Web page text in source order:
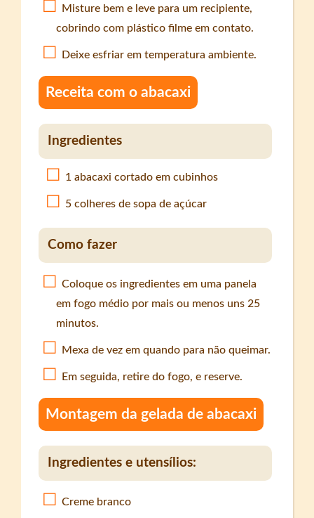
Misture bem e leve para um recipiente,
cobrindo com plástico filme em contato.
Deixe esfriar em temperatura ambiente.
Receita com o abacaxi
Ingredientes
1 abacaxi cortado em cubinhos
5 colheres de sopa de açúcar
Como fazer
Coloque os ingredientes em uma panela
em fogo médio por mais ou menos uns 25
minutos.
Mexa de vez em quando para não queimar.
Em seguida, retire do fogo, e reserve.
Montagem da gelada de abacaxi
Ingredientes e utensílios:
Creme branco